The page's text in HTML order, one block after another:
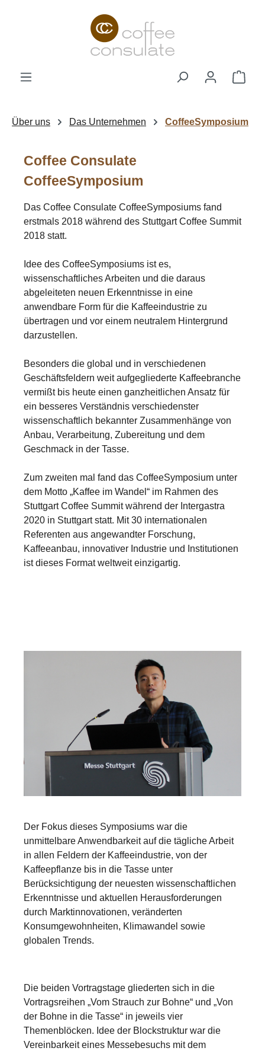
Zum Hauptinhalt springen
Über uns Das Unternehmen CoffeeSymposium
Coffee Consulate
CoffeeSymposium
Das Coffee Consulate CoffeeSymposiums fand
erstmals 2018 während des Stuttgart Coffee Summit
2018 statt.
Idee des CoffeeSymposiums ist es,
wissenschaftliches Arbeiten und die daraus
abgeleiteten neuen Erkenntnisse in eine
anwendbare Form für die Kaffeeindustrie zu
übertragen und vor einem neutralem Hintergrund
darzustellen.
Besonders die global und in verschiedenen
Geschäftsfeldern weit aufgegliederte Kaffeebranche
vermißt bis heute einen ganzheitlichen Ansatz für
ein besseres Verständnis verschiedenster
wissenschaftlich bekannter Zusammenhänge von
Anbau, Verarbeitung, Zubereitung und dem
Geschmack in der Tasse.
Zum zweiten mal fand das CoffeeSymposium unter
dem Motto „Kaffee im Wandel“ im Rahmen des
Stuttgart Coffee Summit während der Intergastra
2020 in Stuttgart statt. Mit 30 internationalen
Referenten aus angewandter Forschung,
Kaffeeanbau, innovativer Industrie und Institutionen
ist dieses Format weltweit einzigartig.
Der Fokus dieses Symposiums war die
unmittelbare Anwendbarkeit auf die tägliche Arbeit
in allen Feldern der Kaffeeindustrie, von der
Kaffeepflanze bis in die Tasse unter
Berücksichtigung der neuesten wissenschaftlichen
Erkenntnisse und aktuellen Herausforderungen
durch Marktinnovationen, veränderten
Konsumgewohnheiten, Klimawandel sowie
globalen Trends.
Die beiden Vortragstage gliederten sich in die
Vortragsreihen „Vom Strauch zur Bohne“ und „Von
der Bohne in die Tasse“ in jeweils vier
Themenblöcken. Idee der Blockstruktur war die
Vereinbarkeit eines Messebesuchs mit dem